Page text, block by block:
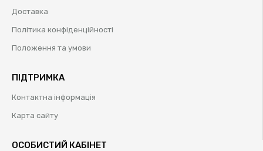
Доставка
Політика конфіденційності
Положення та умови
ПІДТРИМКА
Контактна інформація
Карта сайту
ОСОБИСТИЙ КАБІНЕТ